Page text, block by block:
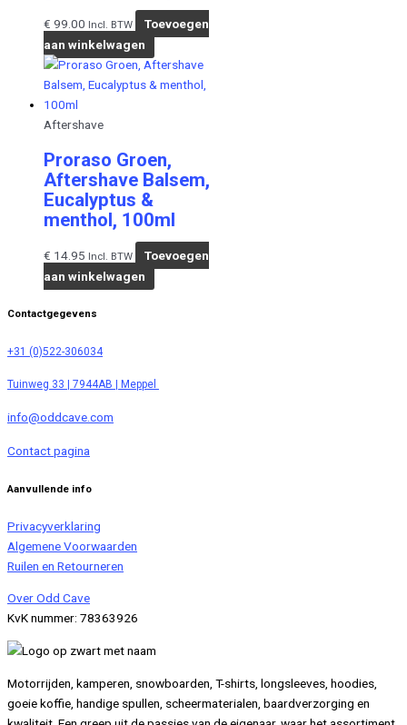
€ 99.00 Incl. BTW
Toevoegen
aan winkelwagen
Aftershave
Proraso Groen,
Aftershave Balsem,
Eucalyptus &
menthol, 100ml
€ 14.95 Incl. BTW
Toevoegen
aan winkelwagen
Contactgegevens
+31 (0)522-306034
Tuinweg 33 | 7944AB | Meppel
info@oddcave.com
Contact pagina
Aanvullende info
Privacyverklaring
Algemene Voorwaarden
Ruilen en Retourneren
Over Odd Cave
KvK nummer: 78363926
Motorrijden, kamperen, snowboarden, T-shirts, longsleeves, hoodies,
goeie koffie, handige spullen, scheermaterialen, baardverzorging en